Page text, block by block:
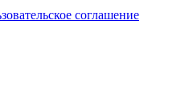
соглашение